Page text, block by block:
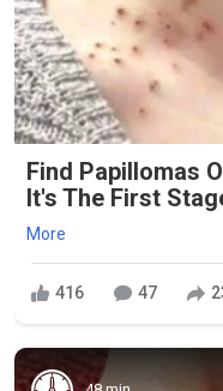
Find Papillomas
It's The First
More
416 47